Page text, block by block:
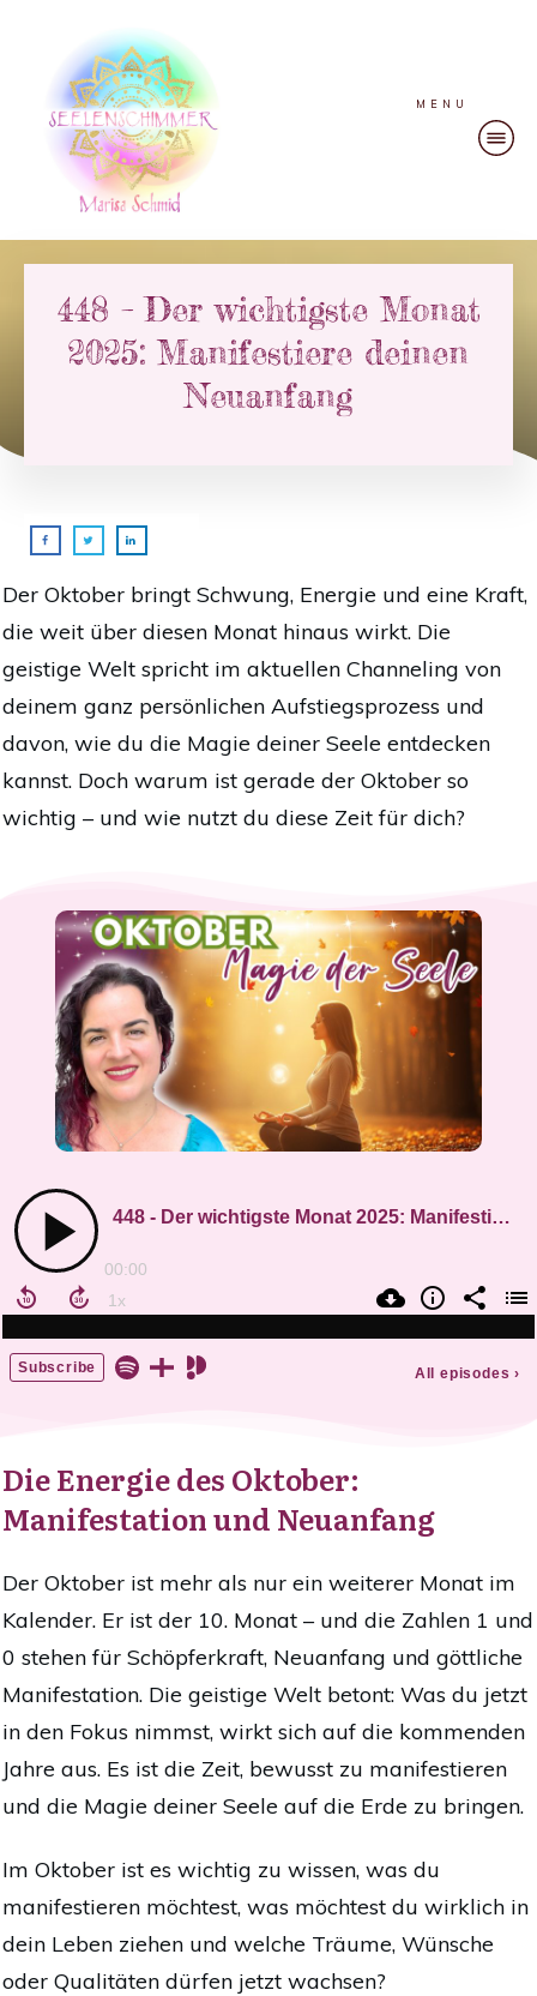
MENU
448 – Der wichtigste Monat
2025: Manifestiere deinen
Neuanfang
Der Oktober bringt Schwung, Energie und eine Kraft,
die weit über diesen Monat hinaus wirkt. Die
geistige Welt spricht im aktuellen Channeling von
deinem ganz persönlichen Aufstiegsprozess und
davon, wie du die Magie deiner Seele entdecken
kannst. Doch warum ist gerade der Oktober so
wichtig – und wie nutzt du diese Zeit für dich?
Die Energie des Oktober:
Manifestation und Neuanfang
Der Oktober ist mehr als nur ein weiterer Monat im
Kalender. Er ist der 10. Monat – und die Zahlen 1 und
0 stehen für Schöpferkraft, Neuanfang und göttliche
Manifestation. Die geistige Welt betont: Was du jetzt
in den Fokus nimmst, wirkt sich auf die kommenden
Jahre aus. Es ist die Zeit, bewusst zu manifestieren
und die Magie deiner Seele auf die Erde zu bringen.
Im Oktober ist es wichtig zu wissen, was du
manifestieren möchtest, was möchtest du wirklich in
dein Leben ziehen und welche Träume, Wünsche
oder Qualitäten dürfen jetzt wachsen?